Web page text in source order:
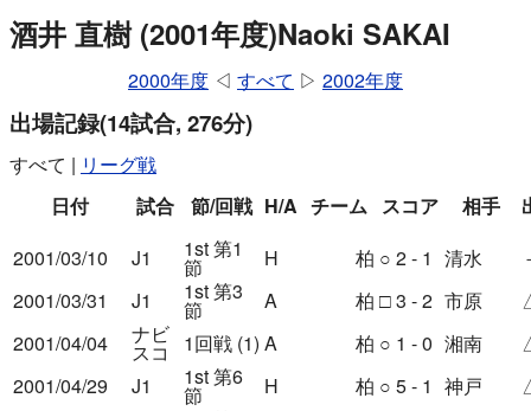
酒井 直樹 (2001年度)Naoki SAKAI
2000年度 ◁ すべて ▷ 2002年度
出場記録(14試合, 276分)
すべて | リーグ戦
日付
試合 節/回戦 H/A チーム スコア 相手
2001/03/10
J1 1st 第1
節 H 柏 ○ 2 - 1 清水
2001/03/31
J1 1st 第3
節 A 柏 □3 - 2 市原
2001/04/04
ナビ
スコ 1回戦 (1) A 柏 ○ 1 - 0 湘南
2001/04/29
J1 1st 第6
節 H 柏 ○ 5 - 1 神戸